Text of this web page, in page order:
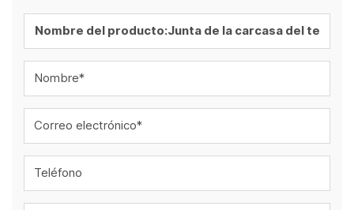
Nombre*
Correo electrónico*
Teléfono